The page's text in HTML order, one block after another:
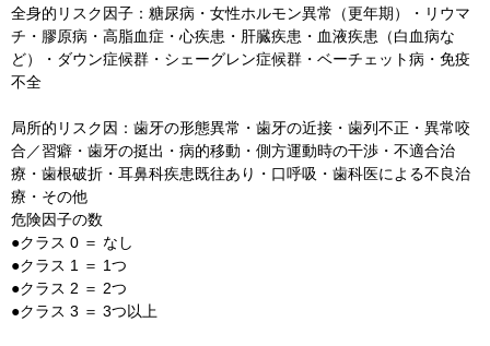
全身的リスク因子：糖尿病・女性ホルモン異常（更年期）・リウマ
チ・膠原病・高脂血症・心疾患・肝臓疾患・血液疾患（白血病な
ど）・ダウン症候群・シェーグレン症候群・ベーチェット病・免疫
不全
局所的リスク因：歯牙の形態異常・歯牙の近接・歯列不正・異常咬
合／習癖・歯牙の挺出・病的移動・側方運動時の干渉・不適合治
療・歯根破折・耳鼻科疾患既往あり・口呼吸・歯科医による不良治
療・その他
危険因子の数
●クラス 0 ＝ なし
●クラス 1 ＝ 1つ
●クラス 2 ＝ 2つ
●クラス 3 ＝ 3つ以上